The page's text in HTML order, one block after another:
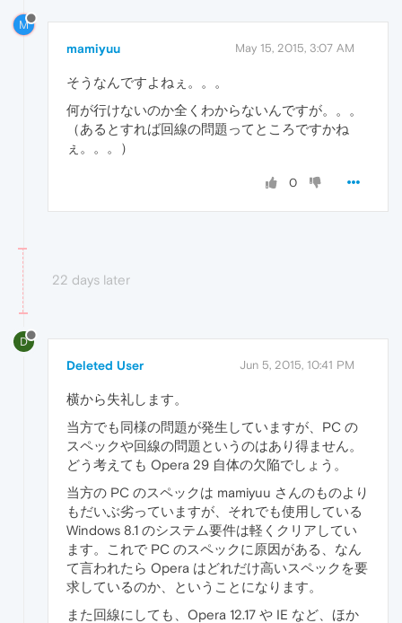
M
mamiyuu May 15, 2015, 3:07 AM
そうなんですよねぇ。。。
何が行けないのか全くわからないんですが。。。
（あるとすれば回線の問題ってところですかね
ぇ。。。）
0
22 days later
D
Deleted User Jun 5, 2015, 10:41 PM
横から失礼します。
当方でも同様の問題が発生していますが、PC の
スペックや回線の問題というのはあり得ません。
どう考えても Opera 29 自体の欠陥でしょう。
当方の PC のスペックは mamiyuu さんのものより
もだいぶ劣っていますが、それでも使用している
Windows 8.1 のシステム要件は軽くクリアしてい
ます。これで PC のスペックに原因がある、なん
て言われたら Opera はどれだけ高いスペックを要
求しているのか、ということになります。
また回線にしても、Opera 12.17 や IE など、ほか